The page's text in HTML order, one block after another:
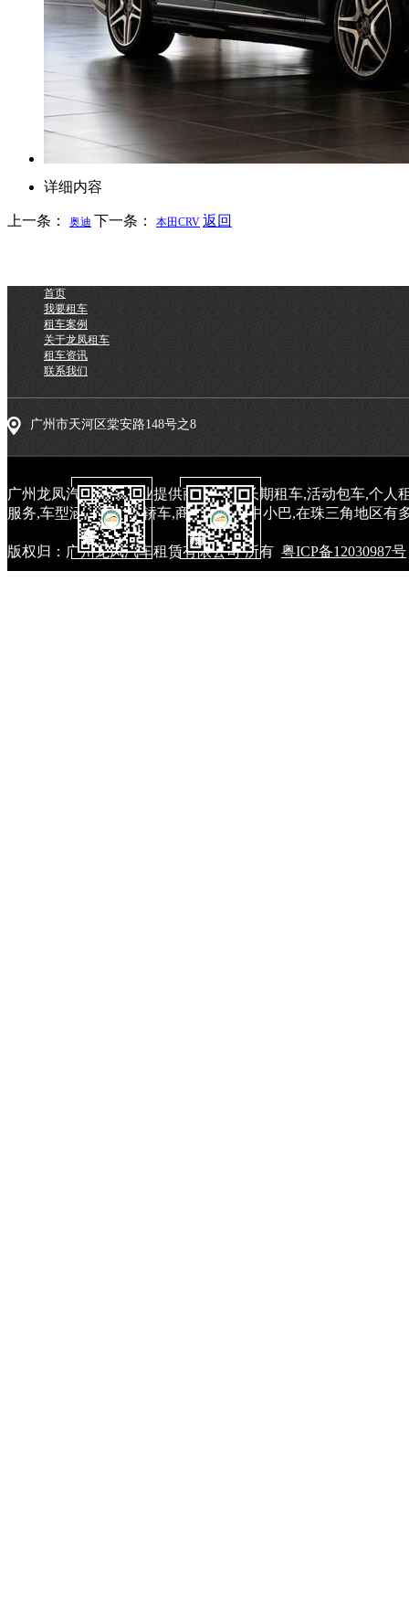
详细内容
上一条： 奥迪 下一条： 本田CRV 返回
首页
我要租车
租车案例
关于龙凤租车
租车资讯
联系我们
广州市天河区棠安路148号之8
广州龙凤汽车租赁专业提供商务租车,长期租车,活动包车,个
服务,车型涵盖中高端轿车,商务车和大中小巴,在珠三角地区有
版权归：广州龙凤汽车租赁有限公司 所有 粤ICP备12030987号